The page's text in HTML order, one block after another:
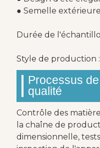
● Semelle
Durée de
Style de production
Processus
qualité
Contrôle des
la chaîne de
dimensionnelle,